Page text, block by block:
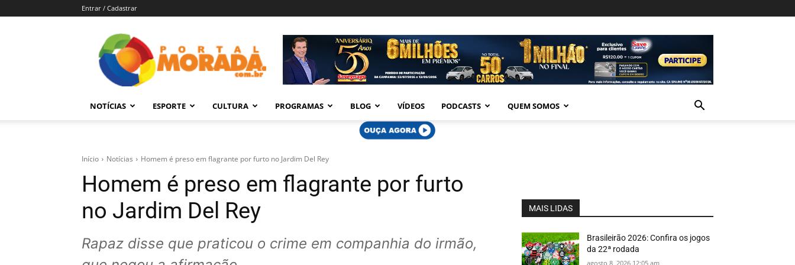
Entrar / Cadastrar
Morada
–
Araraquara
NOTÍCIAS ESPORTE CULTURA PROGRAMAS BLOG VÍDEOS PODCASTS QUEM SOMOS
Início Notícias Homem é preso em flagrante por furto no Jardim Del Rey
Homem é preso em flagrante por furto
no Jardim Del Rey
Rapaz disse que praticou o crime em companhia do irmão,
MAIS LIDAS
Brasileirão 2026: Confira os jogos
da 22ª rodada
agosto 8, 2026 12:05 am